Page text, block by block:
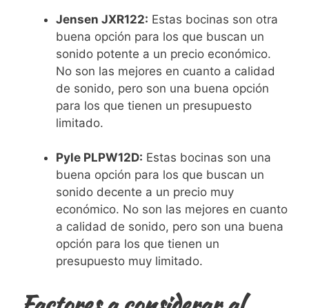
Jensen JXR122: Estas bocinas son otra
buena opción para los que buscan un
sonido potente a un precio económico.
No son las mejores en cuanto a calidad
de sonido, pero son una buena opción
para los que tienen un presupuesto
limitado.
Pyle PLPW12D: Estas bocinas son una
buena opción para los que buscan un
sonido decente a un precio muy
económico. No son las mejores en cuanto
a calidad de sonido, pero son una buena
opción para los que tienen un
presupuesto muy limitado.